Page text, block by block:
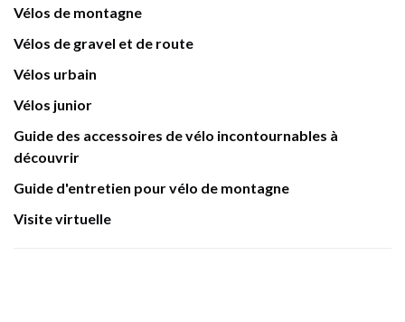
Vélos de montagne
Vélos de gravel et de route
Vélos urbain
Vélos junior
Guide des accessoires de vélo incontournables à
découvrir
Guide d'entretien pour vélo de montagne
Visite virtuelle